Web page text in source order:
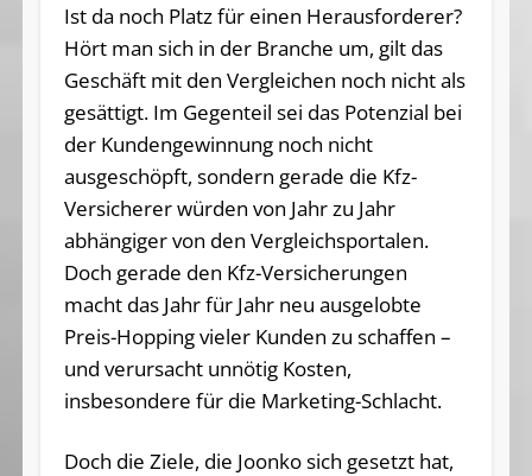
Ist da noch Platz für einen Herausforderer?
Hört man sich in der Branche um, gilt das
Geschäft mit den Vergleichen noch nicht als
gesättigt. Im Gegenteil sei das Potenzial bei
der Kundengewinnung noch nicht
ausgeschöpft, sondern gerade die Kfz-
Versicherer würden von Jahr zu Jahr
abhängiger von den Vergleichsportalen.
Doch gerade den Kfz-Versicherungen
macht das Jahr für Jahr neu ausgelobte
Preis-Hopping vieler Kunden zu schaffen –
und verursacht unnötig Kosten,
insbesondere für die Marketing-Schlacht.
Doch die Ziele, die Joonko sich gesetzt hat,